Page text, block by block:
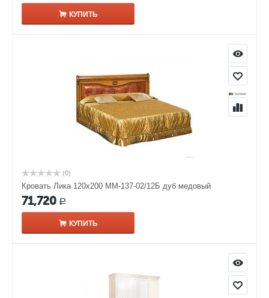
КУПИТЬ
(0)
Кровать Лика 120х200 ММ-137-02/12Б дуб медовый
71,720 Р
КУПИТЬ